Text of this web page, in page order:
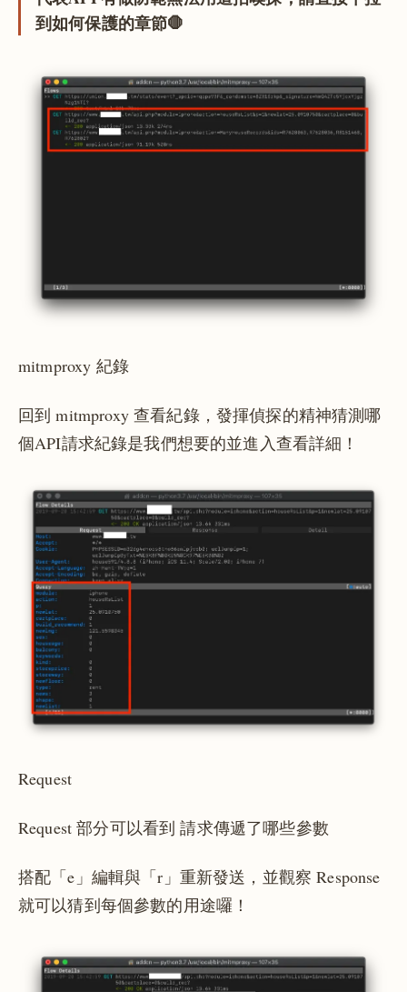
到如何保護的章節🛑
mitmproxy 紀錄
回到 mitmproxy 查看紀錄，發揮偵探的精神猜測哪
個API請求紀錄是我們想要的並進入查看詳細！
Request
Request 部分可以看到 請求傳遞了哪些參數
搭配「e」編輯與「r」重新發送，並觀察 Response
就可以猜到每個參數的用途囉！